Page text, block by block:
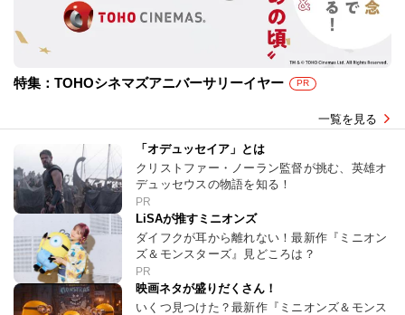
特集：TOHOシネマズアニバーサリーイヤー PR
一覧を見る
「オデュッセイア」とは
クリストファー・ノーラン監督が挑む、英雄オ
デュッセウスの物語を知る！
PR
LiSAが推すミニオンズ
ダイフクが耳から離れない！最新作『ミニオン
ズ＆モンスターズ』見どころは？
PR
映画ネタが盛りだくさん！
いくつ見つけた？最新作『ミニオンズ＆モンス